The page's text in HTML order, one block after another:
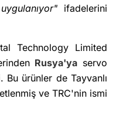
ifadelerini
Technology Limited
Rusya'ya servo
ürünler de Tayvanlı
ve TRC'nin ismi